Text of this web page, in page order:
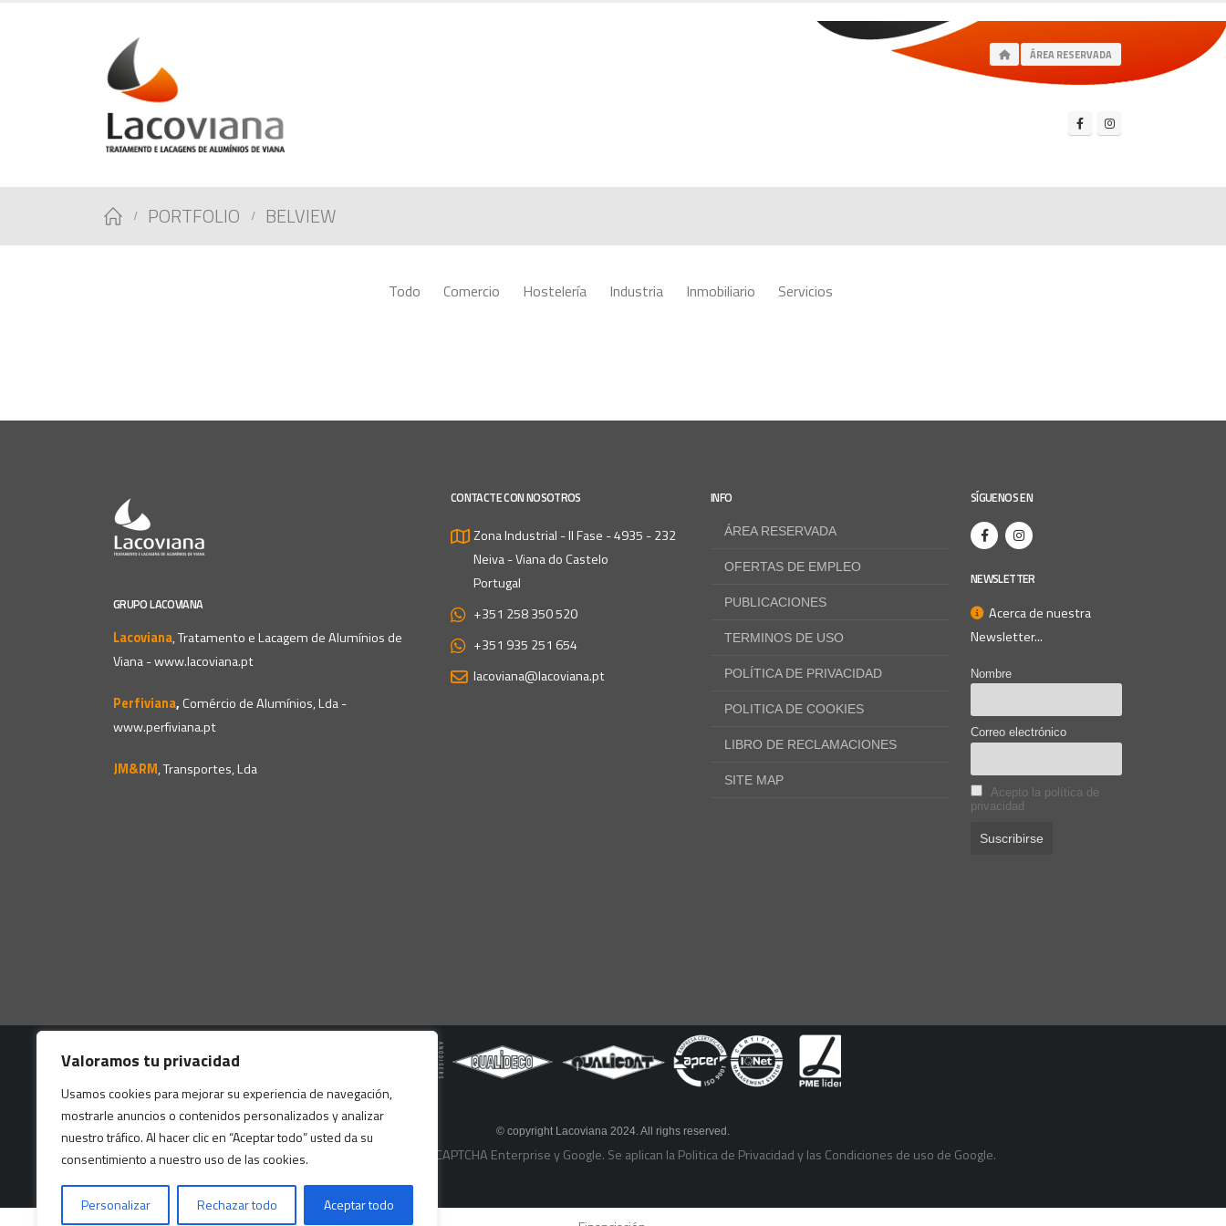
Valoramos tu privacidad
Usamos cookies para mejorar su experiencia de navegación,
mostrarle anuncios o contenidos personalizados y analizar
nuestro tráfico. Al hacer clic en “Aceptar todo” usted da su
consentimiento a nuestro uso de las cookies.
Personalizar Rechazar todo Aceptar todo
ÁREA RESERVADA
PORTFOLIO BELVIEW
Todo Comercio Hostelería Industria Inmobiliario Servicios
GRUPO LACOVIANA
Lacoviana, Tratamento e Lacagem de Alumínios de
Viana -www.lacoviana.pt
Perfiviana, Comércio de Alumínios, Lda -
www.perfiviana.pt
JM&RM, Transportes, Lda
CONTACTE CON NOSOTROS
Zona Industrial - II Fase - 4935 - 232
Neiva - Viana do Castelo
Portugal
+351 258 350 520
+351 935 251 654
lacoviana@lacoviana.pt
INFO
ÁREA RESERVADA
OFERTAS DE EMPLEO
PUBLICACIONES
TERMINOS DE USO
POLÍTICA DE PRIVACIDAD
POLITICA DE COOKIES
LIBRO DE RECLAMACIONES
SITE MAP
SÍGUENOS EN
NEWSLETTER
Acerca de nuestra
Newsletter...
Nombre
Correo electrónico
Acepto la política de
privacidad
© copyright Lacoviana 2024. All righs reserved.
Este sitio web está protegido por reCAPTCHA Enterprise y Google. Se aplican laPolitica de Privacidady las Condiciones de uso de Google.